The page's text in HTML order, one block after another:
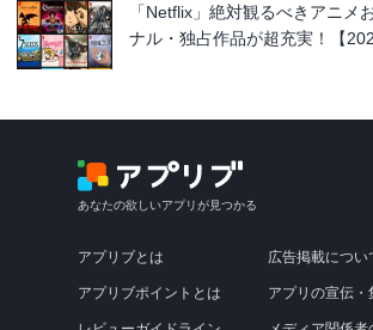
「Netflix」絶対観るべきアニメ
ナル・独占作品が超充実！【
あなたの欲しいアプリが見つかる
アプリブとは
アプリブポイントとは
広告掲載につい
アプリの宣伝・